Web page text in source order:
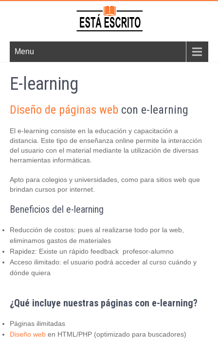
Está Escrito
Soluciones Editoriales y
Menu
E-learning
Diseño de páginas web con e-learning
El e-learning consiste en la educación y capacitación a
distancia. Este tipo de enseñanza online permite la interacción
del usuario con el material mediante la utilización de diversas
herramientas informáticas.
Apto para colegios y universidades, como para sitios web que
brindan cursos por internet.
Beneficios del e-learning
Reducción de costos: pues al realizarse todo por la web,
eliminamos gastos de materiales
Rapidez: Existe un rápido feedback profesor-alumno
Acceso ilimitado: el usuario podrá acceder al curso cuándo y
dónde quiera
¿Qué incluye nuestras páginas con e-learning?
Páginas ilimitadas
Diseño web en HTML/PHP (optimizado para buscadores)